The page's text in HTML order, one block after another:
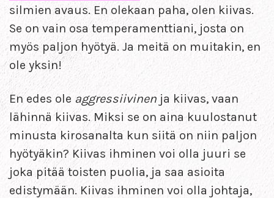
silmien avaus. En olekaan paha, olen kiivas.
Se on vain osa temperamenttiani, josta on
myös paljon hyötyä. Ja meitä on muitakin, en
ole yksin!
En edes ole aggressiivinen ja kiivas, vaan
lähinnä kiivas. Miksi se on aina kuulostanut
minusta kirosanalta kun siitä on niin paljon
hyötyäkin? Kiivas ihminen voi olla juuri se
joka pitää toisten puolia, ja saa asioita
edistymään. Kiivas ihminen voi olla johtaja,